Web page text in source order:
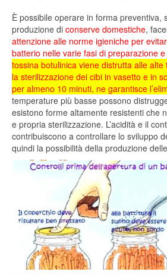
È possibile operare in forma preventiva,
produzione di conserve domestiche,
attenzione alle norme igieniche per
batterio nelle varie fasi di preparazione
tossina botulinica viene distrutta alle
la sterilizzazione dei cibi in vasetto e in
per almeno 10 minuti, ne garantisce
temperature più basse possono
esistono forme altamente resistenti che
e propria sterilizzazione. L’acidità e il
contribuiscono a controllare lo sviluppo
quindi la possibilità della produzione